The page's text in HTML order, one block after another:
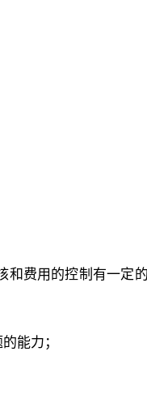
和费用的控制有一定
能力；